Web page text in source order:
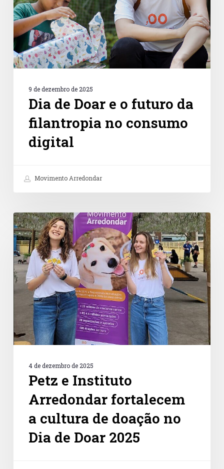
da
filantropia
no
consumo
digital
9 de dezembro de 2025
Dia de Doar e o futuro da
filantropia no consumo
digital
Movimento Arredondar
Petz
e
Instituto
Arredondar
fortalecem
a
cultura
de
doação
no
Dia
de
4 de dezembro de 2025
Petz e Instituto
Arredondar fortalecem
a cultura de doação no
Dia de Doar 2025